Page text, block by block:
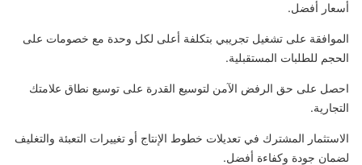
أسعار أفضل.
الموافقة على تشغيل تجريبي بتكلفة أعلى لكل وحدة مع خصومات على
الحجم للطلبات المستقبلية.
احصل على حق الرفض الآمن لتوسيع القدرة على توسيع نطاق علامتك
التجارية.
الاستثمار المشترك في تعديلات خطوط الإنتاج أو تغييرات التعبئة والتغليف
لضمان جودة وكفاءة أفضل.